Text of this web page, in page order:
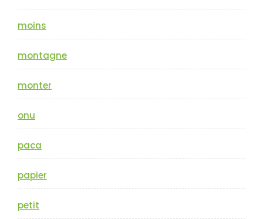
moins
montagne
monter
onu
paca
papier
petit